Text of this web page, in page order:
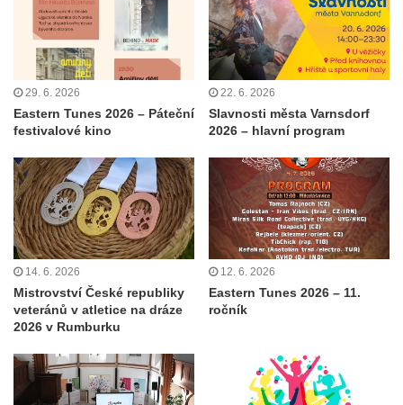
29. 6. 2026
Eastern Tunes 2026 – Páteční
festivalové kino
22. 6. 2026
Slavnosti města Varnsdorf
2026 – hlavní program
14. 6. 2026
Mistrovství České republiky
veteránů v atletice na dráze
2026 v Rumburku
12. 6. 2026
Eastern Tunes 2026 – 11.
ročník